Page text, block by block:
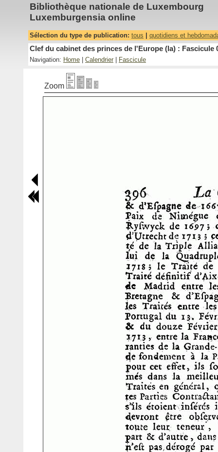
Bibliothèque nationale de Luxembourg
Luxemburgensia online
Sélection du type de publication: tous quotidiens et
Clef du cabinet des princes de l'Europe (la) : Fascicule
Navigation: Home Calendrier Fascicule
Zoom